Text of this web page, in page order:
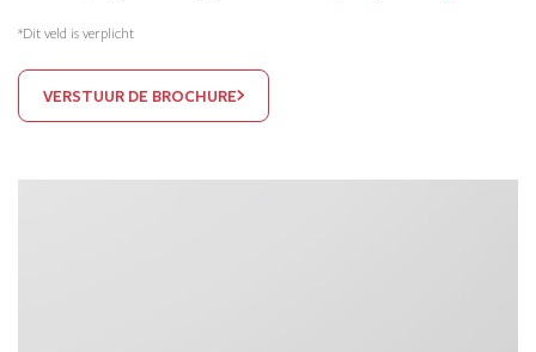
*Dit veld is verplicht
VERSTUUR DE BROCHURE